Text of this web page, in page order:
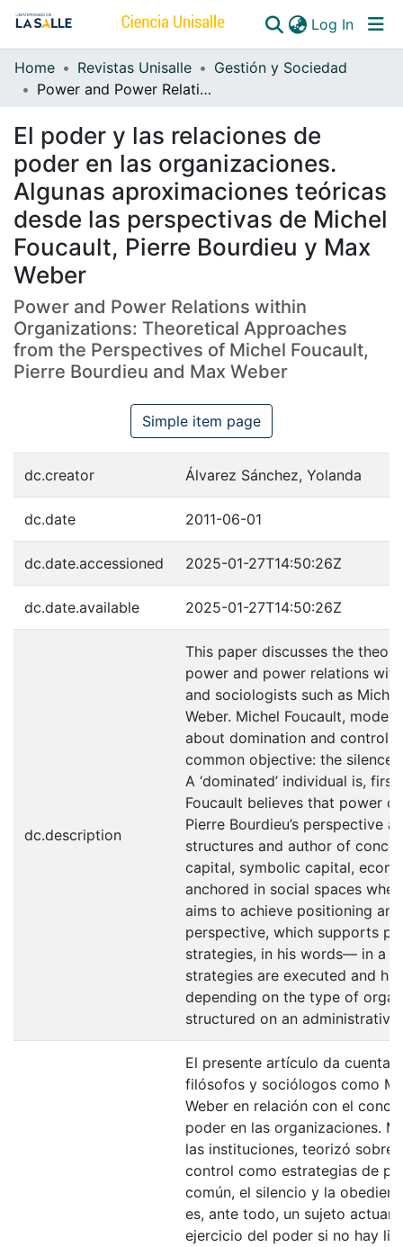
Log In
Communities & Collections
Home Revistas Unisalle
Gestión y Sociedad
Power and Power Relations within Organizations: Theoretical Approaches from the Perspectives of Michel Foucault, Pierre Bourdieu and Max Weber
El poder y las relaciones de
poder en las organizaciones.
Algunas aproximaciones teóricas
desde las perspectivas de Michel
Foucault, Pierre Bourdieu y Max
Weber
Power and Power Relations within
Organizations: Theoretical Approaches
from the Perspectives of Michel Foucault,
Pierre Bourdieu and Max Weber
Simple item page
dc.creator Álvarez Sánchez, Yolanda
dc.date 2011-06-01
dc.date.accessioned 2025-01-27T14:50:26Z
dc.date.available 2025-01-27T14:50:26Z
dc.description
This paper discusses the
power and power relations
and sociologists such as
Weber. Michel Foucault,
about domination and control
common objective: the silence
A ‘dominated’ individual is,
Foucault believes that power
Pierre Bourdieu’s perspective
structures and author of
capital, symbolic capital,
anchored in social spaces
aims to achieve positioning
perspective, which supports
strategies, in his words— in a
strategies are executed and
depending on the type of
structured on an administrative
El presente artículo da cuenta
filósofos y sociólogos como
Weber en relación con el
poder en las organizaciones.
las instituciones, teorizó sobre
control como estrategias de
común, el silencio y la
es, ante todo, un sujeto
ejercicio del poder si no hay